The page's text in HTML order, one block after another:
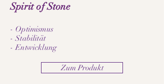
Spirit of Stone
- Optimismus
- Stabilität
- Entwicklung
Zum Produkt